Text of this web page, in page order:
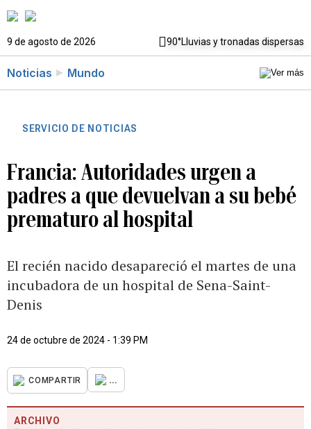
9 de agosto de 2026 90°Lluvias y tronadas dispersas
Noticias Mundo
SERVICIO DE NOTICIAS
Francia: Autoridades urgen a
padres a que devuelvan a su bebé
prematuro al hospital
El recién nacido desapareció el martes de una
incubadora de un hospital de Sena-Saint-
Denis
24 de octubre de 2024 - 1:39 PM
COMPARTIR ...
ARCHIVO